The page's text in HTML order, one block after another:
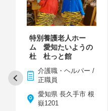
特別養護老人ホー
ム 愛知たいようの
杜 杜っと館
介護職・ヘルパー /
正職員
愛知県 長久手市 根
嶽1201